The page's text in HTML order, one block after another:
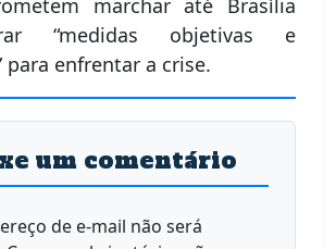
“medidas objetivas e
para enfrentar a crise.
um comentário
de e-mail não será